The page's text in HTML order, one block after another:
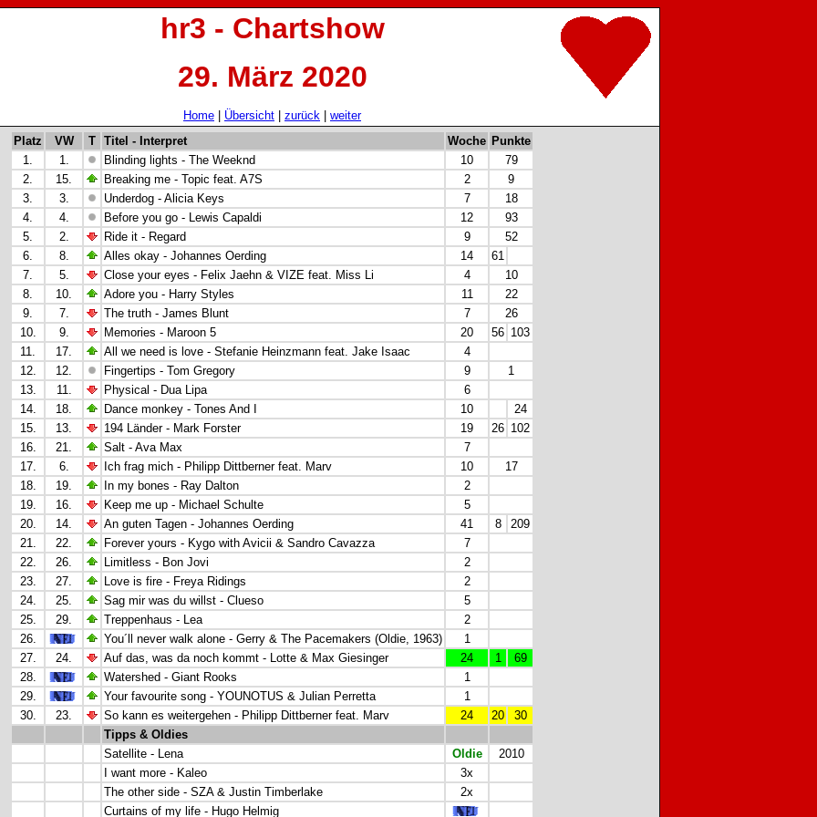
hr3 - Chartshow
29. März 2020
Home Übersicht zurück
weiter
Platz
VW T Titel - Interpret Woche Punkte
1.
1. Blinding lights - The Weeknd 10
79
2.
15. Breaking me - Topic feat. A7S 2
9
3.
3. Underdog - Alicia Keys 7
18
4.
4. Before you go - Lewis Capaldi 12
93
5.
2. Ride it - Regard 9
52
6.
8. Alles okay - Johannes Oerding 14
61
7.
5. Close your eyes - Felix Jaehn & VIZE feat. Miss Li 4
10
8.
10. Adore you - Harry Styles 11
22
9.
7. The truth - James Blunt 7
26
10.
9. Memories - Maroon 5 20 56 103
11.
17. All we need is love - Stefanie Heinzmann feat. Jake Isaac
4
12.
12. Fingertips - Tom Gregory 9
1
13.
11. Physical - Dua Lipa
6
14.
18. Dance monkey - Tones And I 10
24
15.
13. 194 Länder - Mark Forster 19 26 102
16.
21. Salt - Ava Max
7
17.
6. Ich frag mich - Philipp Dittberner feat. Marv 10
17
18.
19. In my bones - Ray Dalton
2
19.
16. Keep me up - Michael Schulte
5
20.
14. An guten Tagen - Johannes Oerding 41 8
209
21.
22. Forever yours - Kygo with Avicii & Sandro Cavazza
7
22.
26. Limitless - Bon Jovi
2
23.
27. Love is fire - Freya Ridings
2
24.
25. Sag mir was du willst - Clueso
5
25.
29. Treppenhaus - Lea
2
26.
You´ll never walk alone - Gerry & The Pacemakers (Oldie, 1963)
1
27.
24. Auf das, was da noch kommt - Lotte & Max Giesinger 24 1
69
28.
Watershed - Giant Rooks
1
29.
Your favourite song - YOUNOTUS & Julian Perretta
1
30.
23. So kann es weitergehen - Philipp Dittberner feat. Marv 24 20
30
Tipps & Oldies
Satellite - Lena
Oldie
2010
I want more - Kaleo
3x
The other side - SZA & Justin Timberlake
2x
Curtains of my life - Hugo Helmig